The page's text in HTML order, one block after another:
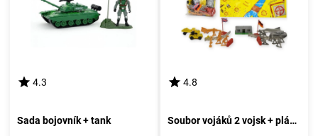
4.3
Sada bojovník + tank
4.8
Soubor vojáků 2 vojsk + plánek